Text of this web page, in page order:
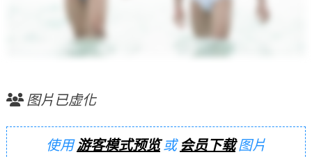
图片已虚化
使用游客模式预览或会员下载图片